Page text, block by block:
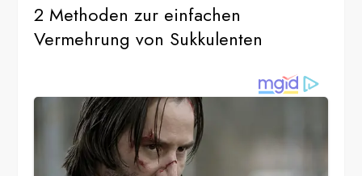
2 Methoden zur einfachen
Vermehrung von Sukkulenten